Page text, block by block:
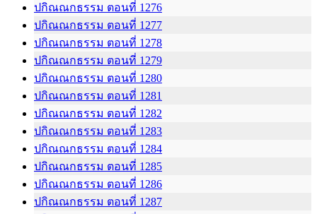
ปกิณณกธรรม ตอนที่ 1276
ปกิณณกธรรม ตอนที่ 1277
ปกิณณกธรรม ตอนที่ 1278
ปกิณณกธรรม ตอนที่ 1279
ปกิณณกธรรม ตอนที่ 1280
ปกิณณกธรรม ตอนที่ 1281
ปกิณณกธรรม ตอนที่ 1282
ปกิณณกธรรม ตอนที่ 1283
ปกิณณกธรรม ตอนที่ 1284
ปกิณณกธรรม ตอนที่ 1285
ปกิณณกธรรม ตอนที่ 1286
ปกิณณกธรรม ตอนที่ 1287